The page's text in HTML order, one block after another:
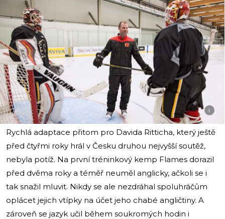
i
Rychlá adaptace přitom pro Davida Ritticha, který ještě
před čtyřmi roky hrál v Česku druhou nejvyšší soutěž,
nebyla potíž. Na první tréninkový kemp Flames dorazil
před dvěma roky a téměř neuměl anglicky, ačkoli se i
tak snažil mluvit. Nikdy se ale nezdráhal spoluhráčům
oplácet jejich vtípky na účet jeho chabé angličtiny. A
zároveň se jazyk učil během soukromých hodin i